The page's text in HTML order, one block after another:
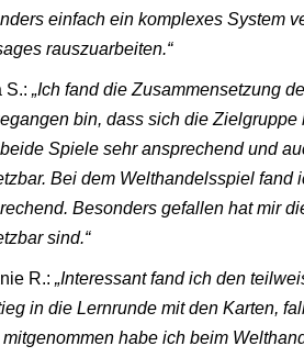
einfach ein komplexes System
rauszuarbeiten.“
S.: „Ich fand die Zusammensetzung
bin, dass sich die
Spiele sehr ansprechend und
Bei dem Welthandelsspiel fand
Besonders gefallen hat mir
sind.“
R.: „Interessant fand ich den
in die Lernrunde mit den Karten,
habe ich beim